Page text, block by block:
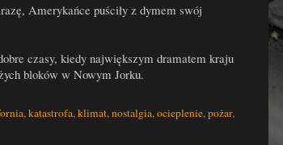
Amerykańce puściły z dymem swój
czasy, kiedy największym dramatem kraju
bloków w Nowym Jorku.
, katastrofa, klimat, nostalgia, ocieplenie, pożar,